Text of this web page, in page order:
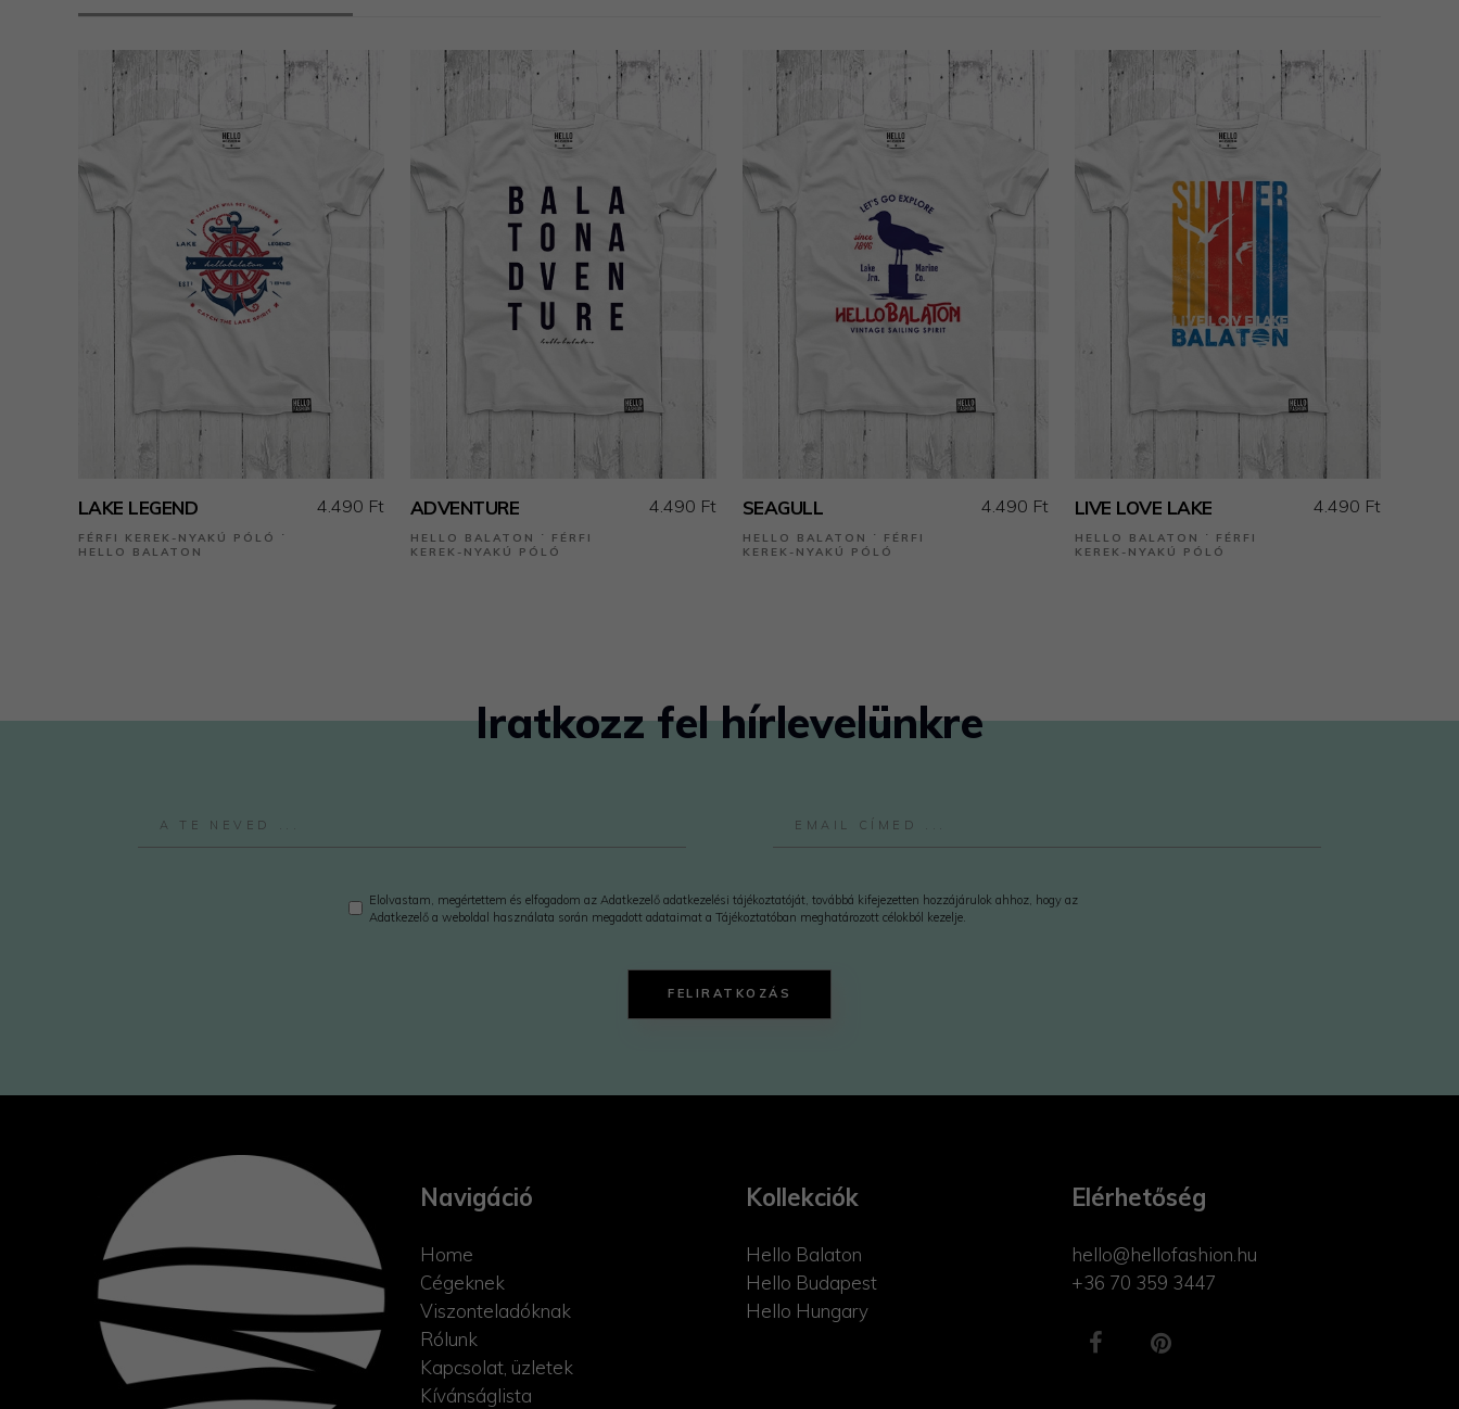
LAKE LEGEND
FÉRFI KEREK-NYAKÚ PÓLÓ ˙
HELLO BALATON
4.490 Ft ADVENTURE
HELLO BALATON ˙ FÉRFI
KEREK-NYAKÚ PÓLÓ
4.490 Ft SEAGULL
HELLO BALATON ˙ FÉRFI
KEREK-NYAKÚ PÓLÓ
4.490 Ft LIVE LOVE LAKE
HELLO BALATON ˙ FÉRFI
KEREK-NYAKÚ PÓLÓ
4.490 Ft
Iratkozz fel hírlevelünkre
Elolvastam, megértettem és elfogadom az Adatkezelő adatkezelési tájékoztatóját, továbbá kifejezetten hozzájárulok ahhoz, hogy az
Adatkezelő a weboldal használata során megadott adataimat a Tájékoztatóban meghatározott célokból kezelje.
FELIRATKOZÁS
Navigáció
Home
Cégeknek
Viszonteladóknak
Rólunk
Kapcsolat, üzletek
Kívánságlista
Kollekciók
Hello Balaton
Hello Budapest
Hello Hungary
Elérhetőség
hello@hellofashion.hu
+36 70 359 3447